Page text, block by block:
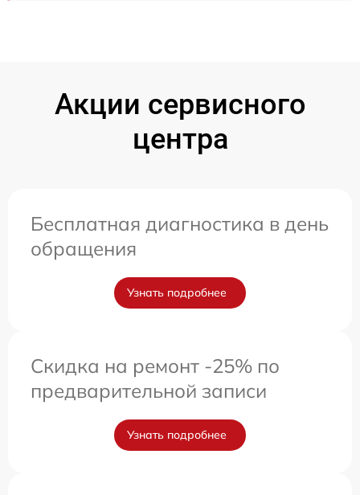
Акции сервисного
центра
Бесплатная диагностика в день
обращения
Узнать подробнее
Скидка на ремонт -25% по
предварительной записи
Узнать подробнее